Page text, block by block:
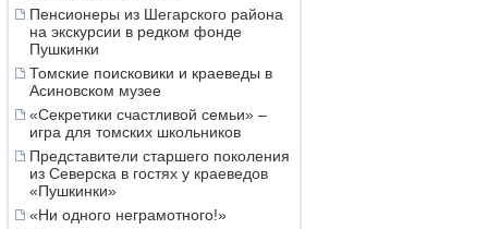
Пенсионеры из Шегарского района
на экскурсии в редком фонде
Пушкинки
Томские поисковики и краеведы в
Асиновском музее
«Секретики счастливой семьи» –
игра для томских школьников
Представители старшего поколения
из Северска в гостях у краеведов
«Пушкинки»
«Ни одного неграмотного!»